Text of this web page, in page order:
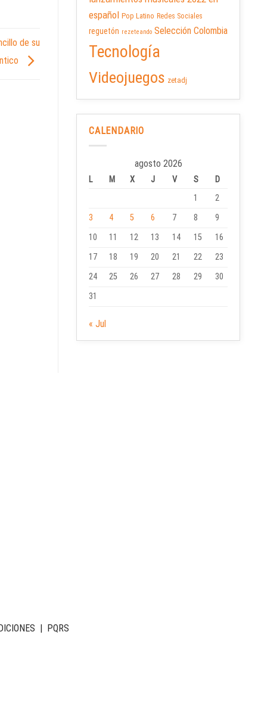
de su
español Pop Latino Redes Sociales
reguetón rezeteando Selección Colombia
Tecnología
Videojuegos zetadj
CALENDARIO
agosto 2026
L M X J V S
D
1
2
3
4 5 6 7 8
9
10
11 12 13 14 15
16
17
18 19 20 21 22
23
24
25 26 27 28 29
30
31
« Jul
| PQRS